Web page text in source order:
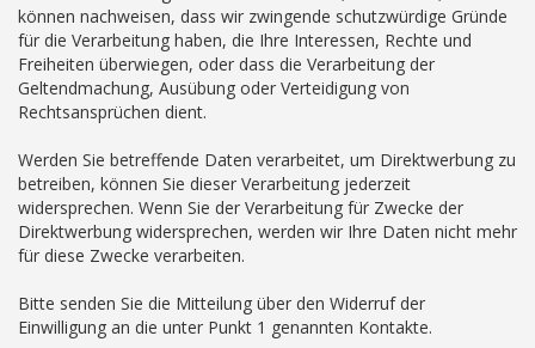
können nachweisen, dass wir zwingende schutzwürdige Gründe
für die Verarbeitung haben, die Ihre Interessen, Rechte und
Freiheiten überwiegen, oder dass die Verarbeitung der
Geltendmachung, Ausübung oder Verteidigung von
Rechtsansprüchen dient.
Werden Sie betreffende Daten verarbeitet, um Direktwerbung zu
betreiben, können Sie dieser Verarbeitung jederzeit
widersprechen. Wenn Sie der Verarbeitung für Zwecke der
Direktwerbung widersprechen, werden wir Ihre Daten nicht mehr
für diese Zwecke verarbeiten.
Bitte senden Sie die Mitteilung über den Widerruf der
Einwilligung an die unter Punkt 1 genannten Kontakte.